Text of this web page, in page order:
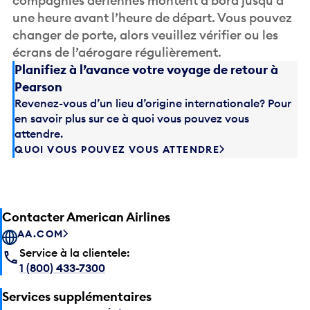
une heure avant l’heure de départ. Vous pouvez
changer de porte, alors veuillez vérifier ou les
écrans de l’aérogare régulièrement.
Planifiez à l’avance votre voyage de retour à
Pearson
Revenez-vous d’un lieu d’origine internationale? Pour
en savoir plus sur ce à quoi vous pouvez vous
attendre.
QUOI VOUS POUVEZ VOUS ATTENDRE
Contacter American Airlines
AA.COM
Service à la clientele:
1 (800) 433-7300
Services supplémentaires